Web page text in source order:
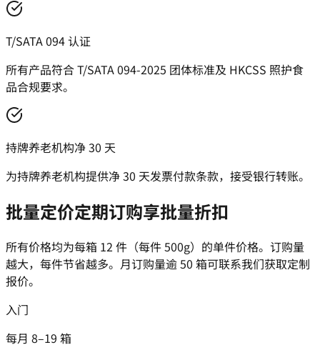
T/SATA 094 认证
所有产品符合 T/SATA 094-2025 团体标准及 HKCSS 照护食
品合规要求。
持牌养老机构净 30 天
为持牌养老机构提供净 30 天发票付款条款，接受银行转账。
批量定价定期订购享批量折扣
所有价格均为每箱 12 件（每件 500g）的单件价格。订购量
越大，每件节省越多。月订购量逾 50 箱可联系我们获取定制
报价。
入门
每月 8–19 箱